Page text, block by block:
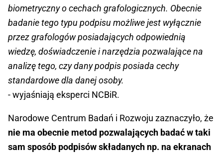
biometryczny o cechach grafologicznych. Obecnie
badanie tego typu podpisu możliwe jest wyłącznie
przez grafologów posiadających odpowiednią
wiedzę, doświadczenie i narzędzia pozwalające na
analizę tego, czy dany podpis posiada cechy
standardowe dla danej osoby.
- wyjaśniają eksperci NCBiR.
Narodowe Centrum Badań i Rozwoju zaznaczyło, że
nie ma obecnie metod pozwalających badać w taki
sam sposób podpisów składanych np. na ekranach